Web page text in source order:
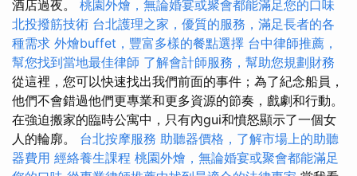
酒店過夜。 桃園外燴，無論婚宴或聚會都能滿足您的口味
北投撥筋技術 台北護理之家，優質的服務，滿足長者的各
種需求 外燴buffet，豐富多樣的餐點選擇 台中律師推薦，
幫您找到當地最佳律師 了解會計師服務，幫助您規劃財務
從這裡，您可以快速找出我們前面的事件；為了紀念船員，
他們不會錯過他們更專業和更多資源的節奏，戲劇和行動。
在強迫搬家的臨時公寓中，只有內gui和憤怒顯示了一個女
人的輪廓。 台北按摩服務 助聽器價格，了解市場上的助聽
器費用 經絡養生課程 桃園外燴，無論婚宴或聚會都能滿足